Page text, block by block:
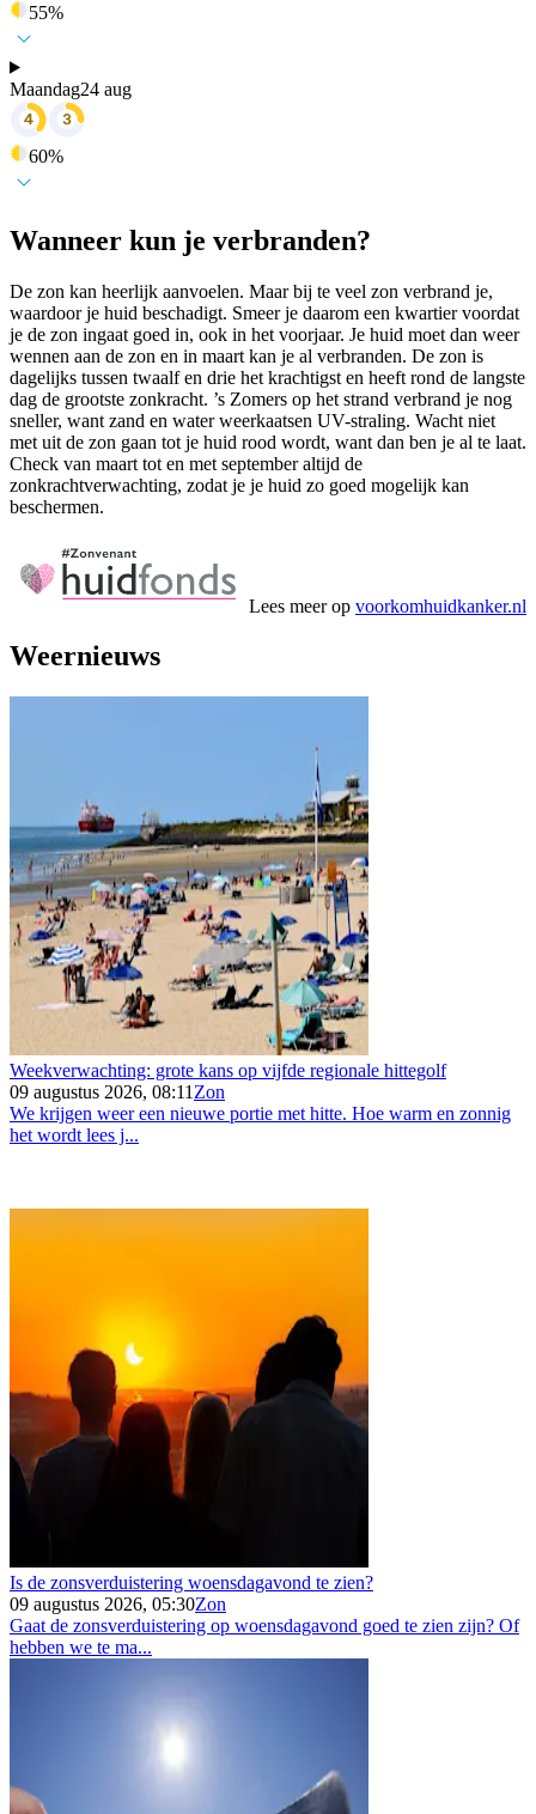
55%
Maandag24 aug
60%
Wanneer kun je verbranden?
De zon kan heerlijk aanvoelen. Maar bij te veel zon verbrand je,
waardoor je huid beschadigt. Smeer je daarom een kwartier voordat
je de zon ingaat goed in, ook in het voorjaar. Je huid moet dan weer
wennen aan de zon en in maart kan je al verbranden. De zon is
dagelijks tussen twaalf en drie het krachtigst en heeft rond de langste
dag de grootste zonkracht. ’s Zomers op het strand verbrand je nog
sneller, want zand en water weerkaatsen UV-straling. Wacht niet
met uit de zon gaan tot je huid rood wordt, want dan ben je al te laat.
Check van maart tot en met september altijd de
zonkrachtverwachting, zodat je je huid zo goed mogelijk kan
beschermen.
Lees meer op voorkomhuidkanker.nl
Weernieuws
Weekverwachting: grote kans op vijfde regionale hittegolf
09 augustus 2026, 08:11 Zon
We krijgen weer een nieuwe portie met hitte. Hoe warm en zonnig
het wordt lees j...
Is de zonsverduistering woensdagavond te zien?
09 augustus 2026, 05:30Zon
Gaat de zonsverduistering op woensdagavond goed te zien zijn? Of
hebben we te ma...